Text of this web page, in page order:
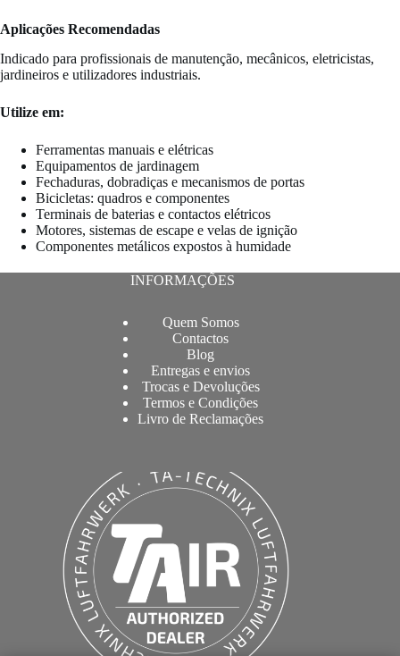
Aplicações Recomendadas
Indicado para profissionais de manutenção, mecânicos, eletricistas,
jardineiros e utilizadores industriais.
Utilize em:
Ferramentas manuais e elétricas
Equipamentos de jardinagem
Fechaduras, dobradiças e mecanismos de portas
Bicicletas: quadros e componentes
Terminais de baterias e contactos elétricos
Motores, sistemas de escape e velas de ignição
Componentes metálicos expostos à humidade
INFORMAÇÕES
Quem Somos
Contactos
Blog
Entregas e envios
Trocas e Devoluções
Termos e Condições
Livro de Reclamações